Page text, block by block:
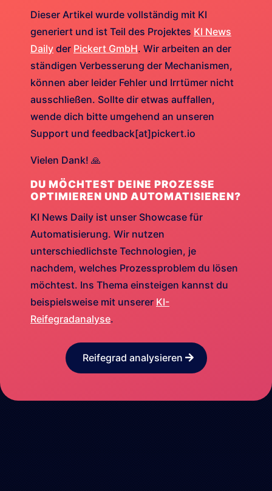
Dieser Artikel wurde vollständig mit KI
generiert und ist Teil des Projektes KI News
Daily der Pickert GmbH. Wir arbeiten an der
ständigen Verbesserung der Mechanismen,
können aber leider Fehler und Irrtümer nicht
ausschließen. Sollte dir etwas auffallen,
wende dich bitte umgehend an unseren
Support und feedback[at]pickert.io
Vielen Dank! 🙏
DU MÖCHTEST DEINE PROZESSE
OPTIMIEREN UND AUTOMATISIEREN?
KI News Daily ist unser Showcase für
Automatisierung. Wir nutzen
unterschiedlichste Technologien, je
nachdem, welches Prozessproblem du lösen
möchtest. Ins Thema einsteigen kannst du
beispielsweise mit unserer KI-
Reifegradanalyse.
Reifegrad analysieren